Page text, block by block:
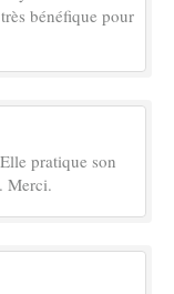
bénéfique pour
pratique son
Merci.